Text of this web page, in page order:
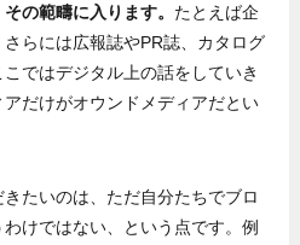
の範疇に入ります。 たとえば企
らには広報誌やPR誌、カタログ
ではデジタル上の話をしていき
だけがオウンドメディアだとい
たいのは、ただ自分たちでブロ
けではない、という点です。例